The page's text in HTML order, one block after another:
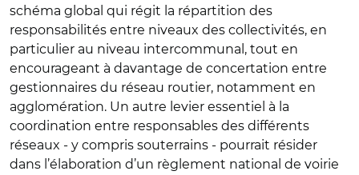
schéma global qui régit la répartition des
responsabilités entre niveaux des collectivités, en
particulier au niveau intercommunal, tout en
encourageant à davantage de concertation entre
gestionnaires du réseau routier, notamment en
agglomération. Un autre levier essentiel à la
coordination entre responsables des différents
réseaux - y compris souterrains - pourrait résider
dans l’élaboration d’un règlement national de voirie